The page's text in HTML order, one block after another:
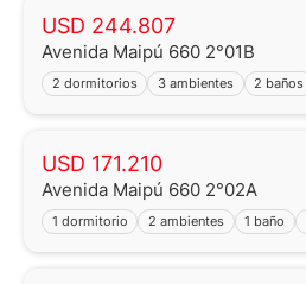
USD 244.807
Avenida Maipú 660 2°01B
2 dormitorios 3 ambientes 2 baños
USD 171.210
Avenida Maipú 660 2°02A
1 dormitorio 2 ambientes 1 baño